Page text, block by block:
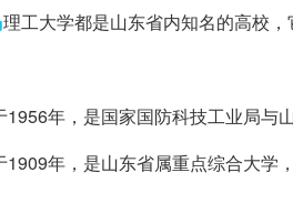
理工大学都是山东省内知名的高校
年，是国家国防科技工业局与
年，是山东省属重点综合大学